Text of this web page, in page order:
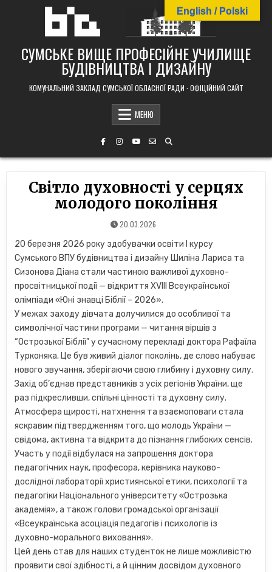
СУМСЬКЕ ВИЩЕ ПРОФЕСІЙНЕ УЧИЛИЩЕ
БУДІВНИЦТВА І ДИЗАЙНУ
КОМУНАЛЬНИЙ ЗАКЛАД СУМСЬКОЇ ОБЛАСНОЇ РАДИ · ОФІЦІЙНИЙ САЙТ
МЕНЮ
Світло духовності у серцях
молодого покоління
20.03.2026
20 березня 2026 року здобувачки освіти І курсу
Сумського ВПУ будівництва і дизайну Шиліна Лариса та
Сизонова Діана стали частиною важливої духовно-
просвітницької події — відкриття XVІІІ Всеукраїнської
олімпіади «Юні знавці Біблії – 2026».
У межах заходу дівчата долучилися до особливої та
символічної частини програми — читання віршів з
“Острозької Біблії” у сучасному перекладі доктора Рафаїла
Турконяка. Це був живий діалог поколінь, де слово набуває
нового звучання, зберігаючи свою глибину і духовну силу.
Захід об’єднав представників з усіх регіонів України, ще
раз підкресливши, спільні цінності та духовну силу.
Атмосфера щирості, натхнення та взаємоповаги стала
яскравим підтвердженням того, що молодь України —
свідома, активна та відкрита до пізнання глибоких сенсів.
Участь у події відбулася на запрошення доктора
педагогічних наук, професора, керівника науково-
дослідної лабораторії християнської етики, психології та
педагогіки Національного університету «Острозька
академія», а також голови громадської організації
«Всеукраїнська асоціація педагогів і психологів із
духовно-морального виховання».
Цей день став для наших студенток не лише можливістю
проявити свої здібності, а й цінним досвідом духовного
English / Polski